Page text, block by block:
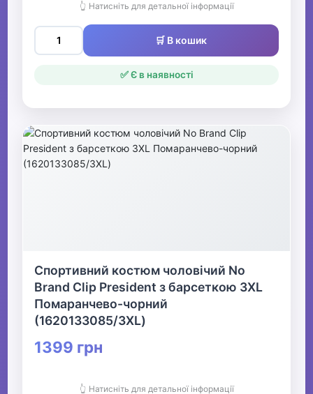
👆 Натисніть для детальної інформації
🛒 В кошик
✅ Є в наявності
Спортивний костюм чоловічий No
Brand Clip President з барсеткою 3XL
Помаранчево-чорний
(1620133085/3XL)
1399 грн
👆 Натисніть для детальної інформації